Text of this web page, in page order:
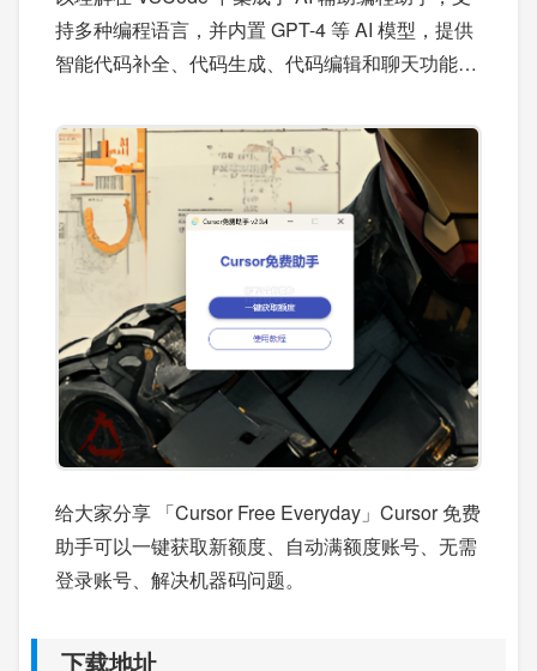
持多种编程语言，并内置 GPT-4 等 AI 模型，提供
智能代码补全、代码生成、代码编辑和聊天功能。
间到期了之后，只要删除账号官方又会当做新的账
号给你分配新的免费额度。
给大家分享 「Cursor Free Everyday」Cursor 免费
助手可以一键获取新额度、自动满额度账号、无需
登录账号、解决机器码问题。
下载地址